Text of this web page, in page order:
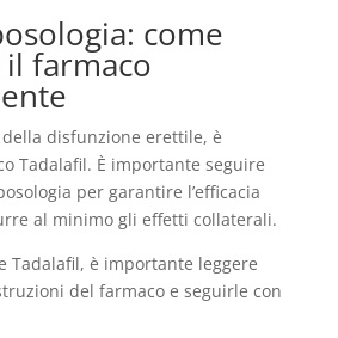
come
farmaco
disfunzione erettile, è
Tadalafil. È importante seguire
per garantire l’efficacia
al minimo gli effetti collaterali.
Tadalafil, è importante leggere
del farmaco e seguirle con